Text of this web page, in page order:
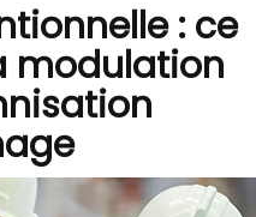
: ce
modulation